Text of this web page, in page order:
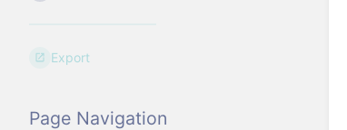
Export
Page Navigation